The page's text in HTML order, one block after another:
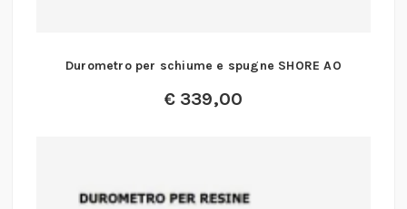
Durometro per schiume e spugne SHORE AO
€339,00